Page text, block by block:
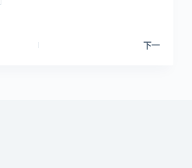
下一